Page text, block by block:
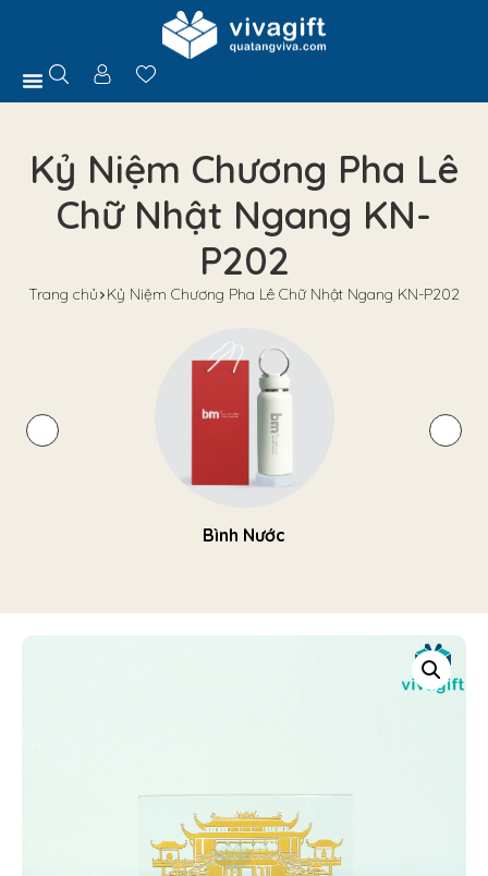
Kỷ Niệm Chương Pha Lê
Chữ Nhật Ngang KN-
P202
Trang chủ Kỷ Niệm Chương Pha Lê Chữ Nhật Ngang KN-P202
Bình Nước